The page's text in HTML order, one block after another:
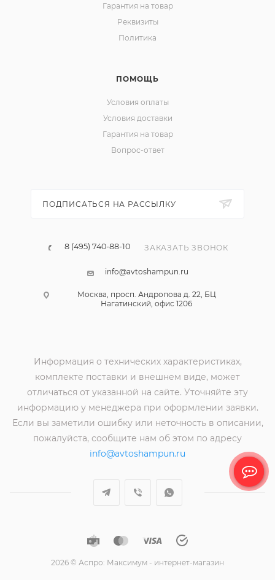
Гарантия на товар
Реквизиты
Политика
ПОМОЩЬ
Условия оплаты
Условия доставки
Гарантия на товар
Вопрос-ответ
ПОДПИСАТЬСЯ НА РАССЫЛКУ
8 (495) 740-88-10 ЗАКАЗАТЬ ЗВОНОК
info@avtoshampun.ru
Москва, просп. Андропова д. 22, БЦ
Нагатинский, офис 1206
Информация о технических характеристиках,
комплекте поставки и внешнем виде, может
отличаться от указанной на сайте. Уточняйте эту
информацию у менеджера при оформлении заявки.
Если вы заметили ошибку или неточность в описании,
пожалуйста, сообщите нам об этом по адресу
info@avtoshampun.ru
2026 © Аспро: Максимум - интернет-магазин